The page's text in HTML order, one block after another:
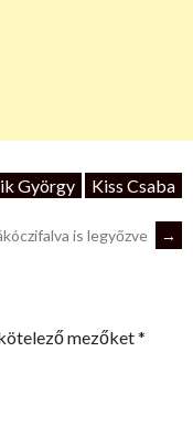
György Kiss Csaba
is legyőzve →
mezőket*